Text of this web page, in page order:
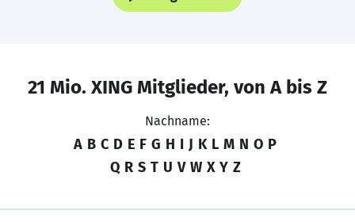
21 Mio. XING Mitglieder, von A bis Z
Nachname:
A B C D E F G H I J K L M N O P
Q R S T U V W X Y Z